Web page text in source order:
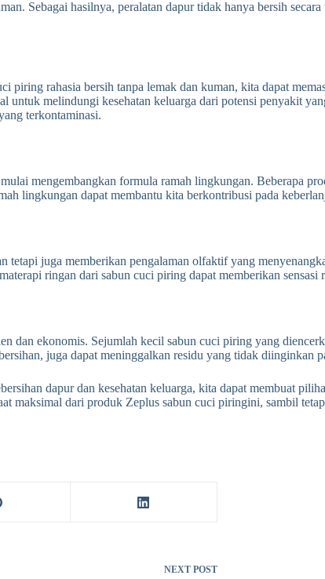
Sebagai hasilnya, peralatan dapur tidak hanya bersih
rahasia bersih tanpa lemak dan kuman, kita dapat
melindungi kesehatan keluarga dari potensi penyakit
terkontaminasi.
mengembangkan formula ramah lingkungan. Beberapa
lingkungan dapat membantu kita berkontribusi pada
juga memberikan pengalaman olfaktif yang
ringan dari sabun cuci piring dapat memberikan sensasi
dan ekonomis. Sejumlah kecil sabun cuci piring yang
juga dapat meninggalkan residu yang tidak diinginkan
dapur dan kesehatan keluarga, kita dapat membuat
maksimal dari produk Zeplus sabun cuci piringini, sambil
NEXT POST